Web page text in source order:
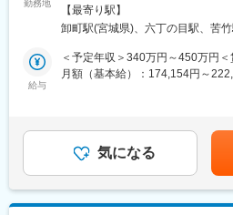
・医薬品、医療機器、事務用品等
多い中で、同社は薬以外の病院に
意識し、安心・安全を強化して、
大の目標としています。扱う商材
す。地域に根付いた事業運営をし
見込めます。
医療機関の委託を受けて患者宅や
ボンベを配送・設置し、操作説明
■業務詳細
・説明業務：患者・家族・介護ス
急時対応を丁寧に説明。
・保守点検：定期的な機器の保守
勤務地
【最寄り駅】
卸町駅(宮城県)、六丁の目駅、苦
給与
＜予定年収＞340万円～450万円
月額（基本給）：174,154円～
年収はあくまでも目安の金額であ
性があります。※固定残業金額は
給：年1回■賞与：年2回（昨年実
も目安の金額であり、選考を通じ
月給(月額)は固定手当を含めた表
気になる